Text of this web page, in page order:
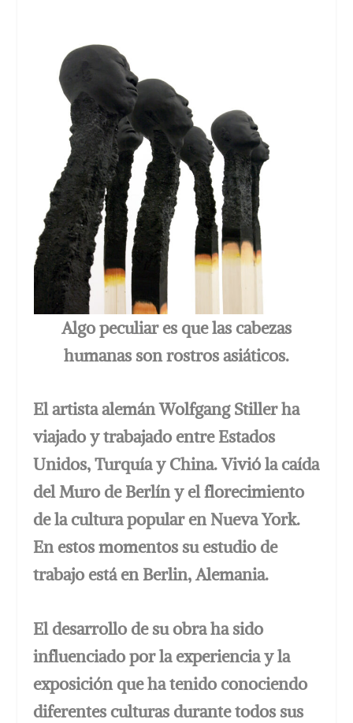
Algo peculiar es que las cabezas
humanas son rostros asiáticos.
El artista alemán Wolfgang Stiller ha
viajado y trabajado entre Estados
Unidos, Turquía y China. Vivió la caída
del Muro de Berlín y el florecimiento
de la cultura popular en Nueva York.
En estos momentos su estudio de
trabajo está en Berlin, Alemania.
El desarrollo de su obra ha sido
influenciado por la experiencia y la
exposición que ha tenido conociendo
diferentes culturas durante todos sus